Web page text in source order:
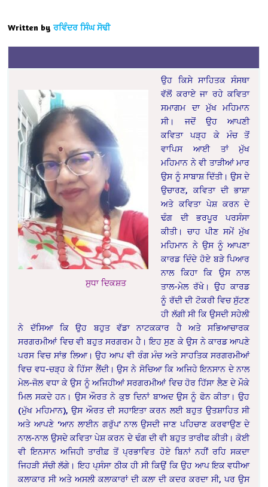
Written by ਰਵਿੰਦਰ ਸਿੰਘ ਸੋਢੀ
ਸੁਧਾ ਦਿਕਸ਼ਤ
ਉਹ ਕਿਸੇ ਸਾਹਿਤਕ ਸੰਸਥਾ
ਵੱਲੋਂ ਕਰਾਏ ਜਾ ਰਹੇ ਕਵਿਤਾ
ਸਮਾਗਮ ਦਾ ਮੁੱਖ ਮਹਿਮਾਨ
ਸੀ। ਜਦੋਂ ਉਹ ਆਪਣੀ
ਕਵਿਤਾ ਪੜ੍ਹ ਕੇ ਮੰਚ ਤੋਂ
ਵਾਪਿਸ ਆਈ ਤਾਂ ਮੁੱਖ
ਮਹਿਮਾਨ ਨੇ ਵੀ ਤਾੜੀਆਂ ਮਾਰ
ਉਸ ਨੂੰ ਸਾਬਾਸ਼ ਦਿੱਤੀ। ਉਸ ਦੇ
ਉਚਾਰਣ, ਕਵਿਤਾ ਦੀ ਭਾਸ਼ਾ
ਅਤੇ ਕਵਿਤਾ ਪੇਸ਼ ਕਰਨ ਦੇ
ਢੰਗ ਦੀ ਭਰਪੂਰ ਪਰਸੰਸਾ
ਕੀਤੀ। ਚਾਹ ਪੀਣ ਸਮੇਂ ਮੁੱਖ
ਮਹਿਮਾਨ ਨੇ ਉਸ ਨੂੰ ਆਪਣਾ
ਕਾਰਡ ਦਿੰਦੇ ਹੋਏ ਬੜੇ ਪਿਆਰ
ਨਾਲ ਕਿਹਾ ਕਿ ਉਸ ਨਾਲ
ਤਾਲ-ਮੇਲ ਰੱਖੇ। ਉਹ ਕਾਰਡ
ਨੂੰ ਰੱਦੀ ਦੀ ਟੋਕਰੀ ਵਿਚ ਸੁੱਟਣ
ਹੀ ਲੱਗੀ ਸੀ ਕਿ ਉਸਦੀ ਸਹੇਲੀ
ਨੇ ਦੱਸਿਆ ਕਿ ਉਹ ਬਹੁਤ ਵੱਡਾ ਨਾਟਕਕਾਰ ਹੈ ਅਤੇ ਸਭਿਆਚਾਰਕ
ਸਰਗਰਮੀਆਂ ਵਿਚ ਵੀ ਬਹੁਤ ਸਰਗਰਮ ਹੈ। ਇਹ ਸੁਣ ਕੇ ਉਸ ਨੇ ਕਾਰਡ ਆਪਣੇ
ਪਰਸ ਵਿਚ ਸਾਂਭ ਲਿਆ। ਉਹ ਆਪ ਵੀ ਰੰਗ ਮੰਚ ਅਤੇ ਸਾਹਤਿਕ ਸਰਗਰਮੀਆਂ
ਵਿਚ ਵਧ-ਚੜ੍ਹ ਕੇ ਹਿੱਸਾ ਲੈਂਦੀ। ਉਸ ਨੇ ਸੋਚਿਆ ਕਿ ਅਜਿਹੇ ਇਨਸਾਨ ਦੇ ਨਾਲ
ਮੇਲ-ਜੋਲ ਵਧਾ ਕੇ ਉਸ ਨੂੰ ਅਜਿਹੀਆਂ ਸਰਗਰਮੀਆਂ ਵਿਚ ਹੋਰ ਹਿੱਸਾ ਲੈਣ ਦੇ ਮੌਕੇ
ਮਿਲ ਸਕਦੇ ਹਨ। ਉਸ ਔਰਤ ਨੇ ਕੁਝ ਦਿਨਾਂ ਬਾਅਦ ਉਸ ਨੂੰ ਫੋਨ ਕੀਤਾ। ਉਹ
(ਮੁੱਖ ਮਹਿਮਾਨ), ਉਸ ਔਰਤ ਦੀ ਸਹਾਇਤਾ ਕਰਨ ਲਈ ਬਹੁਤ ਉਤਸ਼ਾਹਿਤ ਸੀ
ਅਤੇ ਆਪਣੇ ‘ਆਨ ਲਾਈਨ ਗਰੁੱਪ’ ਨਾਲ ਉਸਦੀ ਜਾਣ ਪਹਿਚਾਣ ਕਰਵਾਉਣ ਦੇ
ਨਾਲ-ਨਾਲ ਉਸਦੇ ਕਵਿਤਾ ਪੇਸ਼ ਕਰਨ ਦੇ ਢੰਗ ਦੀ ਵੀ ਬਹੁਤ ਤਾਰੀਫ ਕੀਤੀ। ਕੋਈ
ਵੀ ਇਨਸਾਨ ਅਜਿਹੀ ਤਾਰੀਫ਼ ਤੋਂ ਪ੍ਰਭਾਵਿਤ ਹੋਏ ਬਿਨਾਂ ਨਹੀਂ ਰਹਿ ਸਕਦਾ
ਜਿਹੜੀ ਸੱਚੀ ਲੱਗੇ। ਇਹ ਪ੍ਸੰਸਾ ਠੀਕ ਹੀ ਸੀ ਕਿਉਂ ਕਿ ਉਹ ਆਪ ਇਕ ਵਧੀਆ
ਕਲਾਕਾਰ ਸੀ ਅਤੇ ਅਸਲੀ ਕਲਾਕਾਰਾਂ ਦੀ ਕਲਾ ਦੀ ਕਦਰ ਕਰਦਾ ਸੀ, ਪਰ ਉਸ